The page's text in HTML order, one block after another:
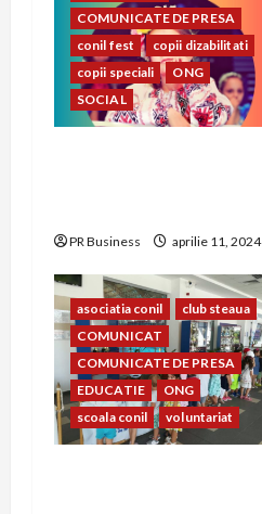
COMUNICATE DE PRESA
conil fest
copii dizabilitati
copii speciali
ONG
SOCIAL
PR Business aprilie 11, 2024
asociatia conil
club steaua
COMUNICAT
COMUNICATE DE PRESA
EDUCATIE
ONG
scoala conil
voluntariat